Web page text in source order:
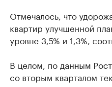
Отмечалось, что
квартир улучшенной
уровне 3,5% и 1,3%,
В целом, по данным
со вторым кварталом